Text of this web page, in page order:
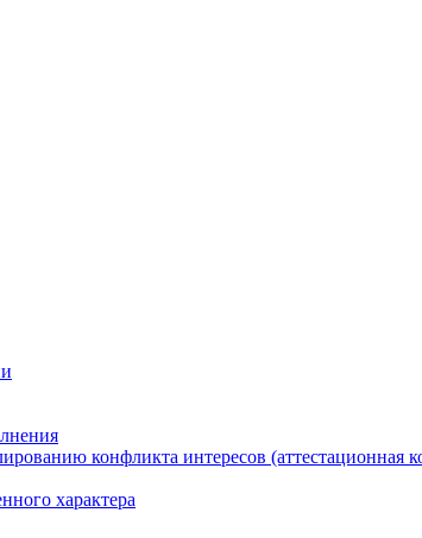
конфликта интересов (аттестационная
характера